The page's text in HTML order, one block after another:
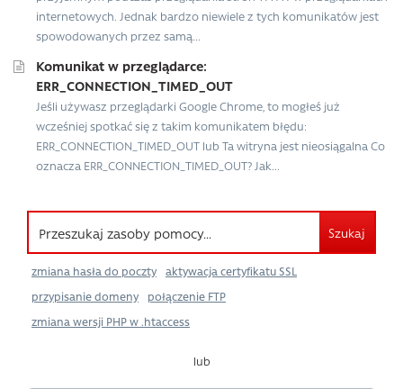
internetowych. Jednak bardzo niewiele z tych komunikatów jest
spowodowanych przez samą...
Komunikat w przeglądarce:
ERR_CONNECTION_TIMED_OUT
Jeśli używasz przeglądarki Google Chrome, to mogłeś już
wcześniej spotkać się z takim komunikatem błędu:
ERR_CONNECTION_TIMED_OUT lub Ta witryna jest nieosiągalna Co
oznacza ERR_CONNECTION_TIMED_OUT? Jak...
Szukaj
zmiana hasła do poczty
aktywacja certyfikatu SSL
przypisanie domeny
połączenie FTP
zmiana wersji PHP w .htaccess
lub